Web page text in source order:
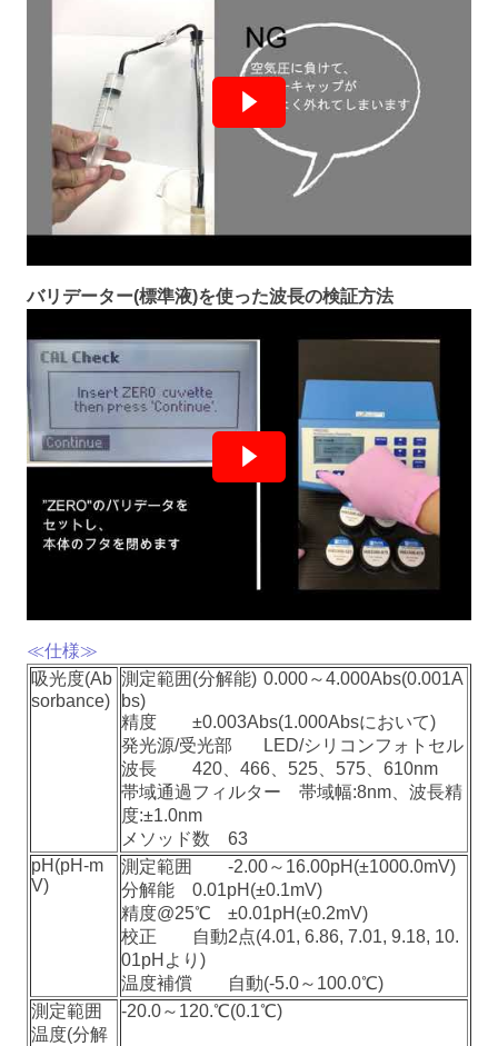
バリデーター(標準液)を使った波長の検証方法
≪仕様≫
吸光度(Ab
sorbance)
測定範囲(分解能) 0.000～4.000Abs(0.001A
bs)
精度
±0.003Abs(1.000Absにおいて)
発光源/受光部
LED/シリコンフォトセル
波長
420、466、525、575、610nm
帯域通過フィルター
帯域幅:8nm、波長精
度:±1.0nm
メソッド数
63
pH(pH-m
V)
測定範囲
-2.00～16.00pH(±1000.0mV)
分解能
0.01pH(±0.1mV)
精度@25℃
±0.01pH(±0.2mV)
校正
自動2点(4.01, 6.86, 7.01, 9.18, 10.
01pHより)
温度補償
自動(-5.0～100.0℃)
測定範囲
温度(分解
-20.0～120.℃(0.1℃)